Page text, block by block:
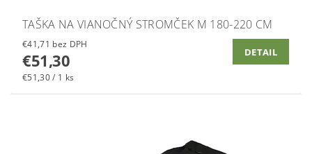
TAŠKA NA VIANOČNÝ STROMČEK M 180-220 CM
€41,71 bez DPH
€51,30
€51,30 / 1 ks
DETAIL